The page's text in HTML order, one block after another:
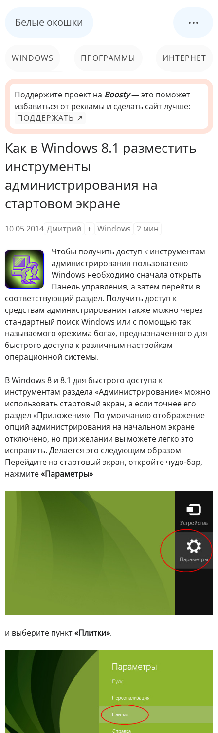
Белые окошки ...
WINDOWS ПРОГРАММЫ ИНТЕРНЕТ
КОМПЬЮТЕР
СИСТЕМА
Поддержите проект на Boosty— это поможет
избавиться от рекламы и сделать сайт лучше:
ПОДДЕРЖАТЬ ↗
Как в Windows 8.1 разместить
инструменты
администрирования на
стартовом экране
10.05.2014 Дмитрий + Windows 2 мин
Чтобы получить доступ к инструментам
администрирования пользователю
Windows необходимо сначала открыть
Панель управления, а затем перейти в
соответствующий раздел. Получить доступ к
средствам администрирования также можно через
стандартный поиск Windows или с помощью так
называемого «режима бога», предназначенного для
быстрого доступа к различным настройкам
операционной системы.
В Windows 8 и 8.1 для быстрого доступа к
инструментам раздела «Администрирование» можно
использовать стартовый экран, а если точнее его
раздел «Приложения». По умолчанию отображение
опций администрирования на начальном экране
отключено, но при желании вы можете легко это
исправить. Делается это следующим образом.
Перейдите на стартовый экран, откройте чудо-бар,
нажмите«Параметры»
и выберите пункт«Плитки».